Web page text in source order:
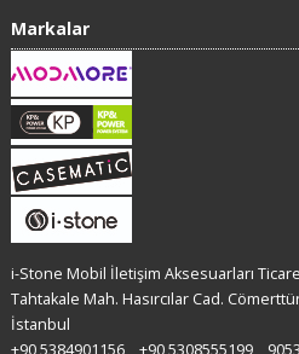
Markalar
i-Stone Mobil İletişim Aksesuarları
Tahtakale Mah. Hasırcılar Cad.
İstanbul